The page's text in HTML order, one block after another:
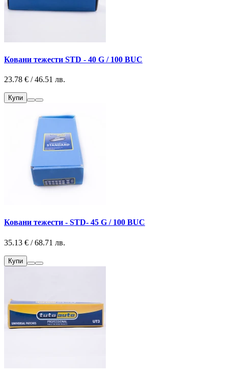
Ковани тежести STD - 40 G / 100 BUC
23.78 € / 46.51 лв.
Купи
Ковани тежести - STD- 45 G / 100 BUC
35.13 € / 68.71 лв.
Купи